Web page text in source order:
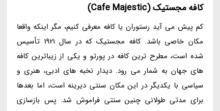
کافه مجستیک (Cafe Majestic)
کم پیش می آید رستوران یا کافه معرفی کنیم، مگر اینکه واقعا
مکان خاصی باشد. کافه مجستیک که در سال 1921 تأسیس
شده است، مطرح ترین کافه در پورتو و یکی از زیباترین کافه
های جهان به شمار می رود. دیدار نخبه های ادبی، هنری و
سیاسی با یکدیگر در این مکان سنتی دیرینه است، اما بعدها
برای مدتی طولانی چنین سنتی فراموش شد. پس بازسازی